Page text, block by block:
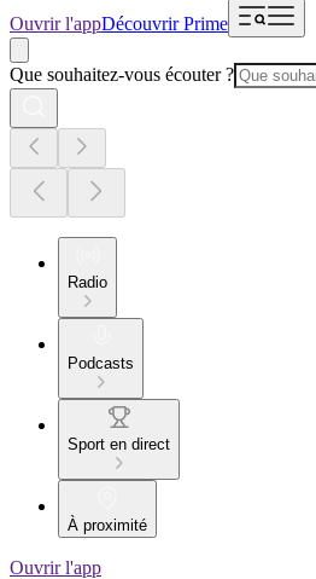
Ouvrir l'appDécouvrir Prime
Que souhaitez-vous écouter ?
Radio
Podcasts
Sport en direct
À proximité
Ouvrir l'app